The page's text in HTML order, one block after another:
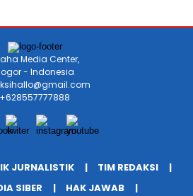
Media Center,
- Indonesia
+628557777888
JURNALISTIK
TIM REDAKSI
SIBER
HAK JAWAB